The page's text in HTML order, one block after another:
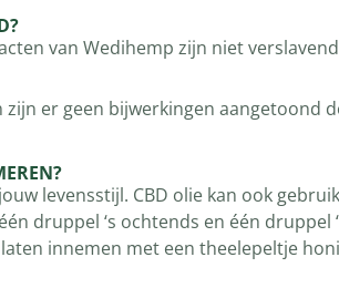
van Wedihemp zijn niet
er geen bijwerkingen aangetoond
levensstijl. CBD olie kan ook
druppel ‘s ochtends en één druppel
innemen met een theelepeltje